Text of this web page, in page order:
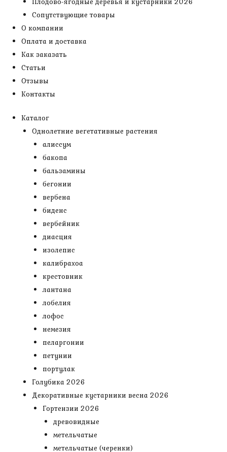
Сопутствующие товары
О компании
Оплата и доставка
Как заказать
Статьи
Отзывы
Контакты
Каталог
Однолетние вегетативные растения
алиссум
бакопа
бальзамины
бегонии
вербена
биденс
вербейник
диасция
изолепис
калибрахоа
крестовник
лантана
лобелия
лофос
немезия
пеларгонии
петунии
портулак
Голубика 2026
Декоративные кустарники весна 2026
Гортензии 2026
древовидные
метельчатые
метельчатые (черенки)